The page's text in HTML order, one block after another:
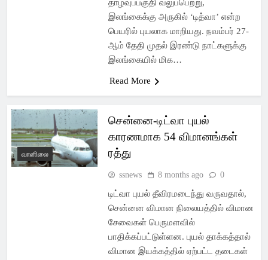
தாழ்வுப்பகுதி வலுப்பெற்று,
இலங்கைக்கு அருகில் ‘டித்வா’ என்ற
பெயரில் புயலாக மாறியது. நவம்பர் 27-
ஆம் தேதி முதல் இரண்டு நாட்களுக்கு
இலங்கையில் மிக…
Read More
வானிலை
சென்னை-டிட்வா புயல்
காரணமாக 54 விமானங்கள்
ரத்து
ssnews 8 months ago 0
டிட்வா புயல் தீவிரமடைந்து வருவதால்,
சென்னை விமான நிலையத்தில் விமான
சேவைகள் பெருமளவில்
பாதிக்கப்பட்டுள்ளன. புயல் தாக்கத்தால்
விமான இயக்கத்தில் ஏற்பட்ட தடைகள்